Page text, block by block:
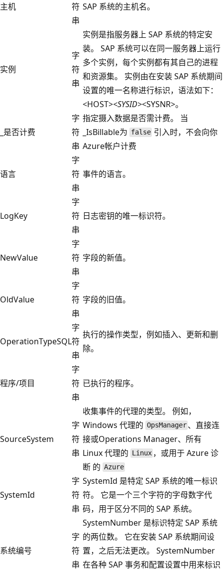
主机
符
串
SAP 系统的主机名。
实例
字
符
串
实例是指服务器上 SAP 系统的特定安
装。 SAP 系统可以在同一服务器上运行
多个实例，每个实例都有其自己的进程
和资源集。 实例由在安装 SAP 系统期间
设置的唯一名称进行标识，语法如下：
<HOST><SYSID><SYSNR>。
_是否计费
字
符
串
指定摄入数据是否需计费。 当
_IsBillable为 false 引入时，不会向你
Azure帐户计费
语言
字
符
串
事件的语言。
LogKey
字
符
串
日志密钥的唯一标识符。
NewValue
字
符
串
字段的新值。
OldValue
字
符
串
字段的旧值。
OperationTypeSQL
字
符
串
执行的操作类型，例如插入、更新和删
除。
程序/项目
字
符
串
已执行的程序。
SourceSystem
字
符
串
收集事件的代理的类型。 例如，
Windows 代理的 OpsManager 、直接连
接或Operations Manager、所有
Linux 代理的 Linux ，或用于 Azure 诊
断 的 Azure
SystemId
字
符
串
SystemId 是特定 SAP 系统的唯一标识
符。 它是一个三个字符的字母数字代
码，用于区分不同的 SAP 系统。
系统编号
字
符
串
SystemNumber 是标识特定 SAP 系统
的两位数。 它在安装 SAP 系统期间设
置，之后无法更改。 SystemNumber
在各种 SAP 事务和配置设置中用来标识